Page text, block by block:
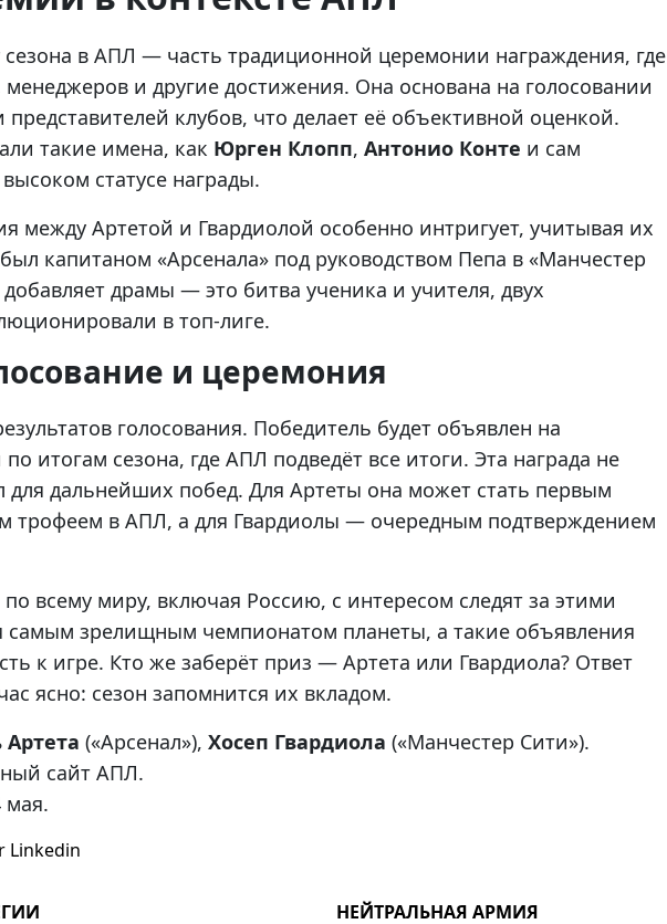
в АПЛ — часть традиционной церемонии награждения, где
и другие достижения. Она основана на голосовании
представителей клубов, что делает её объективной оценкой.
такие имена, как Юрген Клопп, Антонио Конте и сам
статусе награды.
между Артетой и Гвардиолой особенно интригует, учитывая их
капитаном «Арсенала» под руководством Пепа в «Манчестер
драмы — это битва ученика и учителя, двух
в топ-лиге.
и церемония
голосования. Победитель будет объявлен на
итогам сезона, где АПЛ подведёт все итоги. Эта награда не
для дальнейших побед. Для Артеты она может стать первым
трофеем в АПЛ, а для Гвардиолы — очередным подтверждением
всему миру, включая Россию, с интересом следят за этими
самым зрелищным чемпионатом планеты, а такие объявления
к игре. Кто же заберёт приз — Артета или Гвардиола? Ответ
ясно: сезон запомнится их вкладом.
(«Арсенал»), Хосеп Гвардиола («Манчестер Сити»).
сайт АПЛ.
мая.
Linkedin
НЕЙТРАЛЬНАЯ АРМИЯ